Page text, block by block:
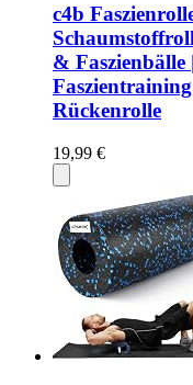
c4b
& Faszienbälle
Rückenrolle
19,99 €